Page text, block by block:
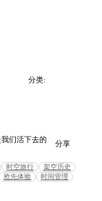
板，设计你的
，建设你的
分厂版图扩展
分类:
们活下去的
分享
时空旅行
架空历史
抢先体验
时间管理